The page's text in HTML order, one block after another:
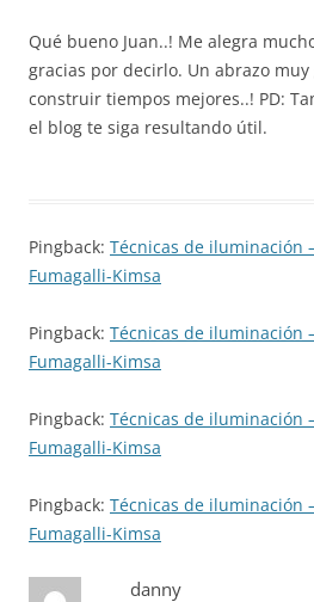
Qué bueno Juan..! Me alegra
gracias por decirlo. Un abrazo muy
construir tiempos mejores..! PD:
el blog te siga resultando útil.
Pingback: Técnicas de iluminación
Fumagalli-Kimsa
Pingback: Técnicas de iluminación
Fumagalli-Kimsa
Pingback: Técnicas de iluminación
Fumagalli-Kimsa
Pingback: Técnicas de iluminación
Fumagalli-Kimsa
danny